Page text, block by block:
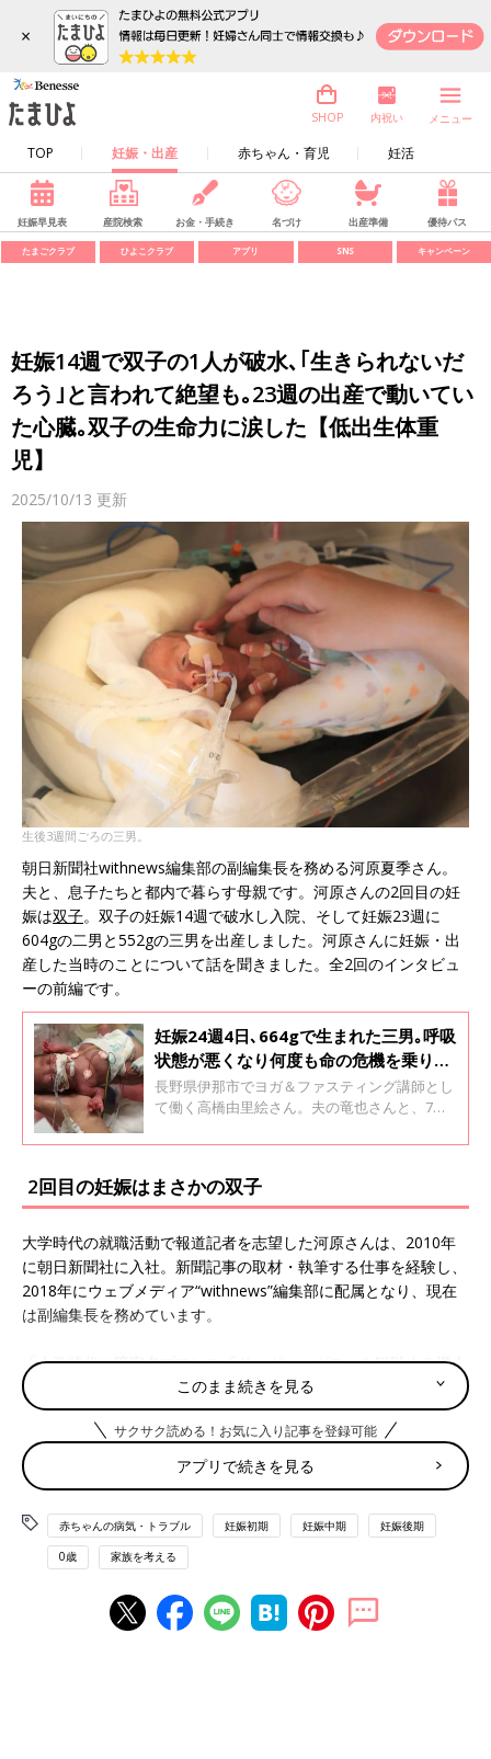
×
TOP 妊娠・出産 赤ちゃん・育児 妊活
SHOP 内祝い メニュー
妊娠早見表 産院検索 お金・手続き 名づけ 出産準備 優待パス
たまごクラブ ひよこクラブ アプリ SNS キャンペーン
妊娠14週で双子の1人が破水､｢生きられないだ
ろう｣と言われて絶望も｡23週の出産で動いてい
た心臓｡双子の生命力に涙した【低出生体重
児】
2025/10/13 更新
生後3週間ごろの三男。
朝日新聞社withnews編集部の副編集長を務める河原夏季さん。
夫と、息子たちと都内で暮らす母親です。河原さんの2回目の妊
娠は双子。双子の妊娠14週で破水し入院、そして妊娠23週に
604gの二男と552gの三男を出産しました。河原さんに妊娠・出
産した当時のことについて話を聞きました。全2回のインタビュ
ーの前編です。
妊娠24週4日､664gで生まれた三男｡呼吸
状態が悪くなり何度も命の危機を乗り越
えて･･･｡ドナーミルクも経験【体験談】
長野県伊那市でヨガ＆ファスティング講師とし
て働く高橋由里絵さん。夫の竜也さんと、7
す。三男の吟糸（ういと）くんは、由里絵さん
体重児でした。由里絵さんに吟糸くんの出産の
ときのことや、NICUでの治療の様子について聞
きました。全2回のインタビューの前編です。
2回目の妊娠はまさかの双子
大学時代の就職活動で報道記者を志望した河原さんは、2010年
に朝日新聞社に入社。新聞記事の取材・執筆する仕事を経験し、
2018年にウェブメディア“withnews”編集部に配属となり、現在
は副編集長を務めています。
「大学時代に障害者プロレス『ドッグレッグス』を観戦する機会
があり、脳性まひや知的障害、聴覚障害などのレスラーがリング
で激しく戦い、観客を熱狂させる光景に衝撃を受けました。それ
までの自分が障害のある人に偏見をもっていたということを認識
するとともに、こういう世界をもっと広く知ってほしいと思い、
就職活動では報道記者を志望したんです」（河原さん）
そして、2018年に同じ会社で働く男性と結婚しました。
れるなら多くてにぎやかなほうがいいね、と話していました。そ
して結婚の翌年、長男を出産。新聞社は多忙なイメージがあるか
このまま続きを見る
サクサク読める！お気に入り記事を登録可能
アプリで続きを見る
赤ちゃんの病気・トラブル 妊娠初期 妊娠中期 妊娠後期
0歳 家族を考える